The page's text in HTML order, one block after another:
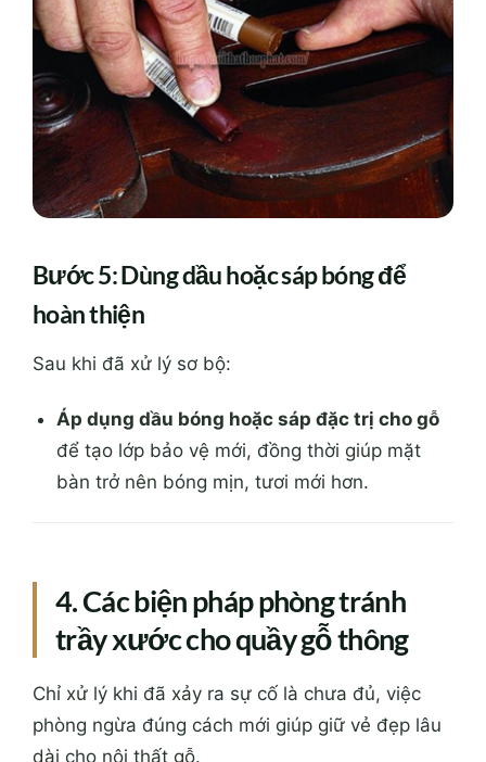
Bước 5: Dùng dầu hoặc sáp bóng để
hoàn thiện
Sau khi đã xử lý sơ bộ:
Áp dụng dầu bóng hoặc sáp đặc trị cho gỗ
để tạo lớp bảo vệ mới, đồng thời giúp mặt
bàn trở nên bóng mịn, tươi mới hơn.
4. Các biện pháp phòng tránh
trầy xước cho quầy gỗ thông
Chỉ xử lý khi đã xảy ra sự cố là chưa đủ, việc
phòng ngừa đúng cách mới giúp giữ vẻ đẹp lâu
dài cho nội thất gỗ.